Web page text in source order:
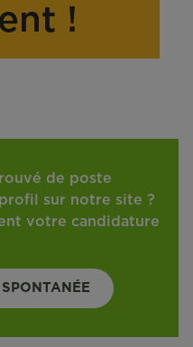
!
de poste
sur notre site ?
votre candidature